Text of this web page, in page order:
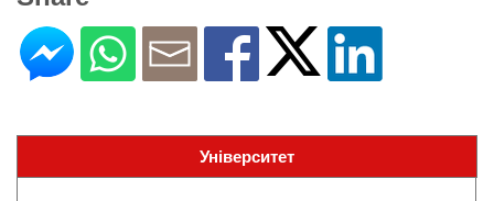
Університет